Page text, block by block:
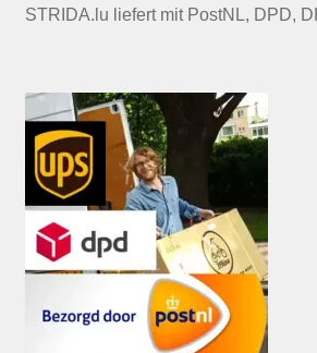
STRIDA.lu liefert mit PostNL, DPD,